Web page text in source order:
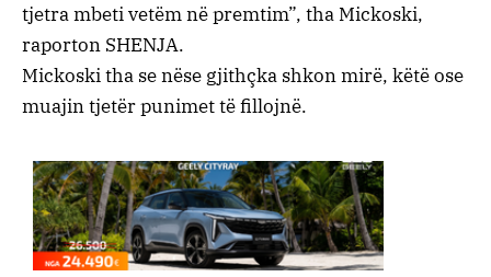
tjetra mbeti vetëm në premtim”, tha Mickoski,
raporton SHENJA.
Mickoski tha se nëse gjithçka shkon mirë, këtë ose
muajin tjetër punimet të fillojnë.